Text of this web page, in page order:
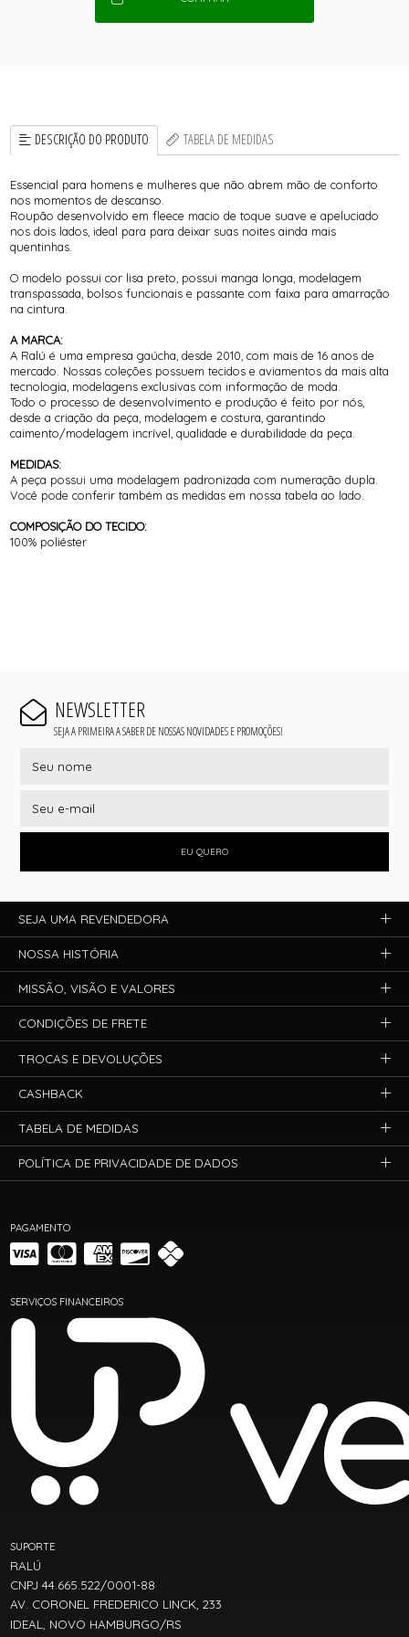
DESCRIÇÃO DO PRODUTO TABELA DE MEDIDAS
Essencial para homens e mulheres que não abrem mão de conforto
nos momentos de descanso.
Roupão desenvolvido em fleece macio de toque suave e apeluciado
nos dois lados, ideal para para deixar suas noites ainda mais
quentinhas.
O modelo possui cor lisa preto, possui manga longa, modelagem
transpassada, bolsos funcionais e passante com faixa para amarração
na cintura.
A MARCA:
A Ralú é uma empresa gaúcha, desde 2010, com mais de 16 anos de
mercado. Nossas coleções possuem tecidos e aviamentos da mais alta
tecnologia, modelagens exclusivas com informação de moda.
Todo o processo de desenvolvimento e produção é feito por nós,
desde a criação da peça, modelagem e costura, garantindo
caimento/modelagem incrível, qualidade e durabilidade da peça.
MEDIDAS:
A peça possui uma modelagem padronizada com numeração dupla.
Você pode conferir também as medidas em nossa tabela ao lado.
COMPOSIÇÃO DO TECIDO:
100% poliéster
NEWSLETTER
SEJA A PRIMEIRA A SABER DE NOSSAS NOVIDADES E PROMOÇÕES!
EU QUERO
PAGAMENTO
SERVIÇOS FINANCEIROS
SUPORTE
RALÚ
CNPJ 44.665.522/0001-88
AV. CORONEL FREDERICO LINCK, 233
IDEAL, NOVO HAMBURGO/RS
SEJA UMA REVENDEDORA
NOSSA HISTÓRIA
MISSÃO, VISÃO E VALORES
CONDIÇÕES DE FRETE
TROCAS E DEVOLUÇÕES
CASHBACK
TABELA DE MEDIDAS
POLÍTICA DE PRIVACIDADE DE DADOS